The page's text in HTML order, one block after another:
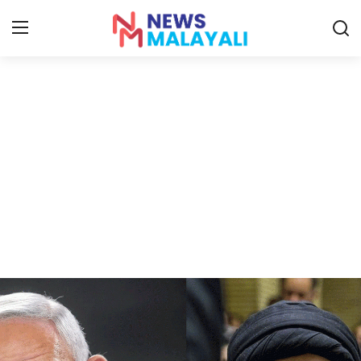
Entertainment
Sports
Food